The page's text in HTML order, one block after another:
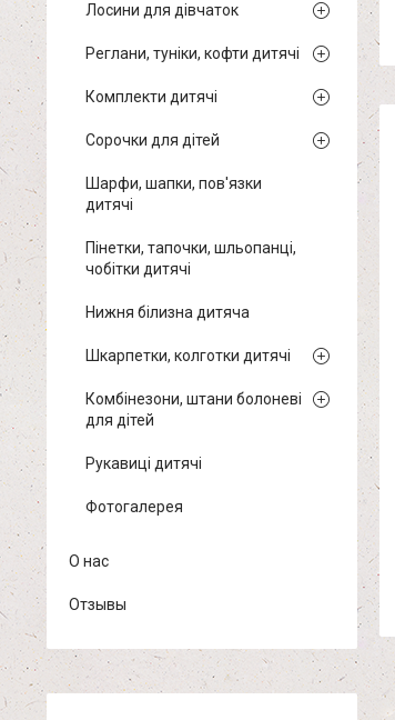
Лосини для дівчаток
Реглани, туніки, кофти дитячі
Комплекти дитячі
Сорочки для дітей
Шарфи, шапки, пов'язки
дитячі
Пінетки, тапочки, шльопанці,
чобітки дитячі
Нижня білизна дитяча
Шкарпетки, колготки дитячі
Комбінезони, штани болоневі
для дітей
Рукавиці дитячі
Фотогалерея
О нас
Отзывы